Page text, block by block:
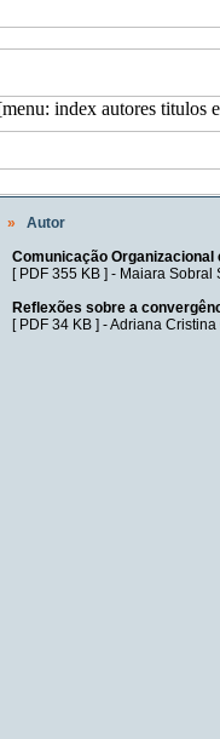
»
Autor
Comunicação Organizacional
[ PDF 355 KB] - Maiara Sobral
Reflexões sobre a
[ PDF 34 KB] -Adriana Cristina